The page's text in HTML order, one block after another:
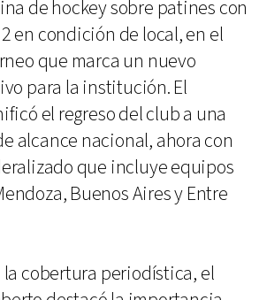
de hockey sobre patines con
en condición de local, en el
que marca un nuevo
para la institución. El
el regreso del club a una
alcance nacional, ahora con
que incluye equipos
Buenos Aires y Entre
la cobertura periodística, el